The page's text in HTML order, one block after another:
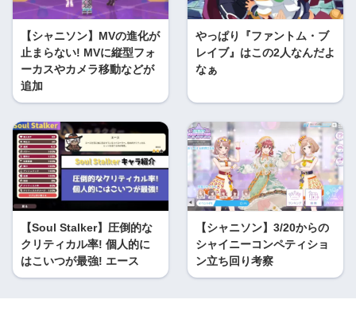
【シャニソン】MVの進化が
止まらない! MVに縦型フォ
ーカスやカメラ移動などが
追加
やっぱり『ファントム・ブ
レイブ』はこの2人なんだよ
なぁ
【Soul Stalker】圧倒的な
クリティカル率! 個人的に
はこいつが最強! エース
【シャニソン】3/20からの
シャイニーコンペティショ
ン立ち回り考察